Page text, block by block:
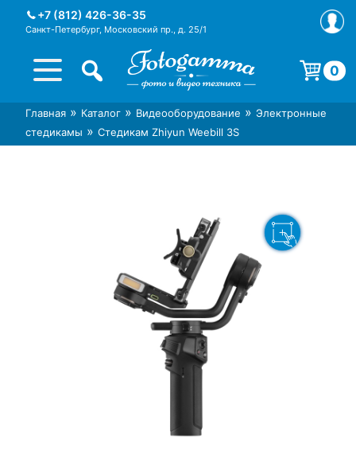
+7 (812) 426-36-35
Санкт-Петербург, Московский пр., д. 25/1
Интернет-магазин фототехники
Foto-Gamma в СПб
Магазин фотоаксессуаров foto-
gamma.ru
0
Корзина пуста.
Главная » Каталог » Видеооборудование » Электронные
стедикамы » Стедикам Zhiyun Weebill 3S